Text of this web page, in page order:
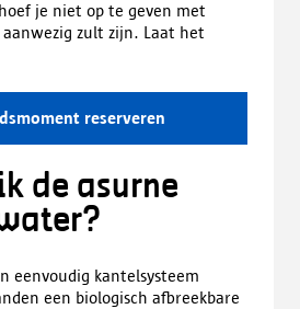
je niet op te geven met
zult zijn. Laat het
reserveren
de asurne
eenvoudig kantelsysteem
een biologisch afbreekbare